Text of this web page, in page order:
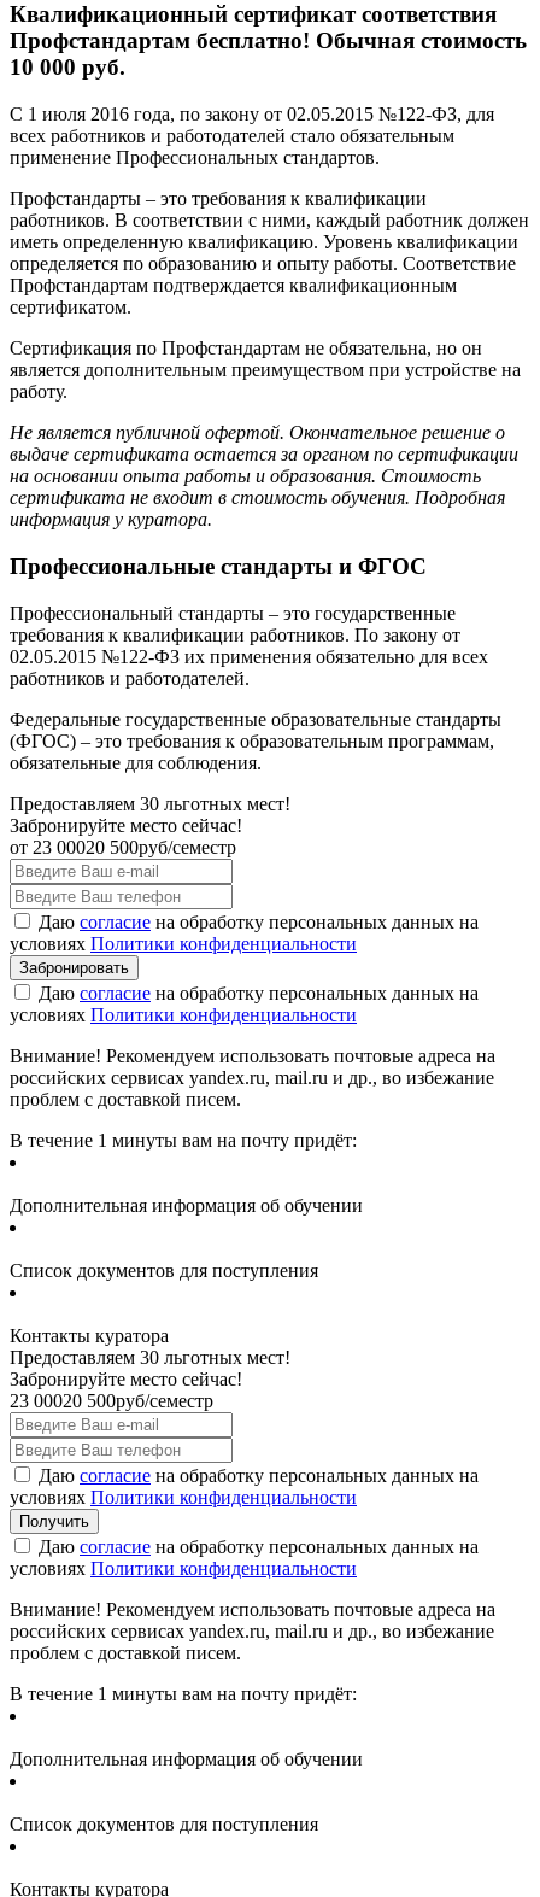
Квалификационный сертификат соответствия
Профстандартам бесплатно! Обычная стоимость
10 000 руб.
С 1 июля 2016 года, по закону от 02.05.2015 №122-ФЗ, для
всех работников и работодателей стало обязательным
применение Профессиональных стандартов.
Профстандарты – это требования к квалификации
работников. В соответствии с ними, каждый работник должен
иметь определенную квалификацию. Уровень квалификации
определяется по образованию и опыту работы. Соответствие
Профстандартам подтверждается квалификационным
сертификатом.
Сертификация по Профстандартам не обязательна, но он
является дополнительным преимуществом при устройстве на
работу.
Не является публичной офертой. Окончательное решение о
выдаче сертификата остается за органом по сертификации
на основании опыта работы и образования. Стоимость
сертификата не входит в стоимость обучения. Подробная
информация у куратора.
Профессиональные стандарты и ФГОС
Профессиональный стандарты – это государственные
требования к квалификации работников. По закону от
02.05.2015 №122-ФЗ их применения обязательно для всех
работников и работодателей.
Федеральные государственные образовательные стандарты
(ФГОС) – это требования к образовательным программам,
обязательные для соблюдения.
Предоставляем 30 льготных мест!
Забронируйте место сейчас!
от 23 00020 500руб/семестр
Даю согласие на обработку персональных данных на
условиях Политики конфиденциальности
Даю согласие на обработку персональных данных на
условиях Политики конфиденциальности
Внимание! Рекомендуем использовать почтовые адреса на
российских сервисах yandex.ru, mail.ru и др., во избежание
проблем с доставкой писем.
В течение 1 минуты вам на почту придёт:
Дополнительная информация об обучении
Список документов для поступления
Контакты куратора
Предоставляем 30 льготных мест!
Забронируйте место сейчас!
23 00020 500руб/семестр
Даю согласие на обработку персональных данных на
условиях Политики конфиденциальности
Даю согласие на обработку персональных данных на
условиях Политики конфиденциальности
Внимание! Рекомендуем использовать почтовые адреса на
российских сервисах yandex.ru, mail.ru и др., во избежание
проблем с доставкой писем.
В течение 1 минуты вам на почту придёт:
Дополнительная информация об обучении
Список документов для поступления
Контакты куратора